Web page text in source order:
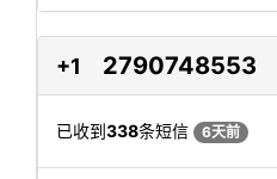
+1 2790748553
已收到338条短信 6天前